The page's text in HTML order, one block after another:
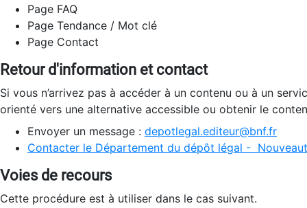
Page FAQ
Page Tendance / Mot clé
Page Contact
Retour d'information et contact
Si vous n’arrivez pas à accéder à un contenu ou à un
orienté vers une alternative accessible ou obtenir le
Envoyer un message : depotlegal.editeur@bnf.fr
Contacter le Département du dépôt légal -
Voies de recours
Cette procédure est à utiliser dans le cas suivant.